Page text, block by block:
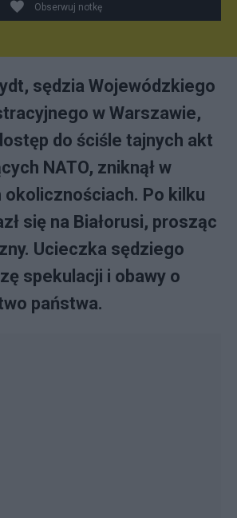
Obserwuj notkę
sędzia Wojewódzkiego
w Warszawie,
do ściśle tajnych akt
NATO, zniknął w
Po kilku
się na Białorusi, prosząc
Ucieczka sędziego
spekulacji i obawy o
państwa.